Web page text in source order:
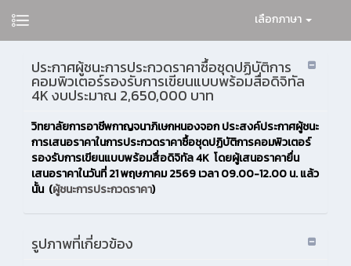
เลือกภาษา
ประกาศผู้ชนะการประกวดราคาซื้อชุดปฏิบัติการ
คอมพิวเตอร์รองรับการเขียนแบบพร้อมสื่อดิจิทัล
4K งบประมาณ 2,650,000 บาท
วิทยาลัยการอาชีพกาญจนาภิเษกหนองจอก ประสงค์ประกาศผู้ชนะ
การเสนอราคาในการประกวดราคาซื้อชุดปฏิบัติการคอมพิวเตอร์
รองรับการเขียนแบบพร้อมสื่อดิจิทัล 4K โดยผู้เสนอราคายื่น
เสนอราคาในวันที่ 21 พฤษภาคม 2569 เวลา 09.00-12.00 น. แล้ว
นั้น (ผู้ชนะการประกวดราคา)
รูปภาพที่เกี่ยวข้อง